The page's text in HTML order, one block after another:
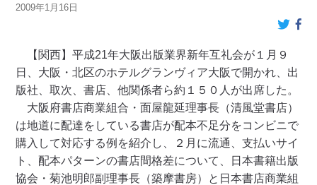
2009年1月16日
【関西】平成21年大阪出版業界新年互礼会が１月９
日、大阪・北区のホテルグランヴィア大阪で開かれ、出
版社、取次、書店、他関係者ら約１５０人が出席した。
大阪府書店商業組合・面屋龍延理事長（清風堂書店）
は地道に配達をしている書店が配本不足分をコンビニで
購入して対応する例を紹介し、２月に流通、支払いサイ
ト、配本パターンの書店間格差について、日本書籍出版
協会・菊池明郎副理事長（築摩書房）と日本書店商業組